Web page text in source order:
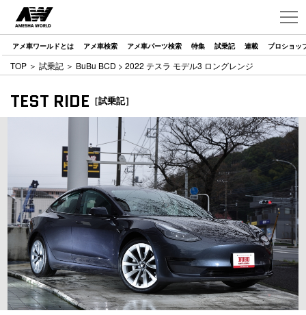
アメ車ワールドとは アメ車検索 アメ車パーツ検索 特集 試乗記 連載 プロショッ
TOP ＞ 試乗記 ＞ BuBu BCD > 2022 テスラ モデル3 ロングレンジ
TEST RIDE ［試乗記］